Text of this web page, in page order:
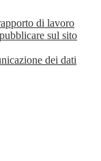
di lavoro
sul sito
dei dati